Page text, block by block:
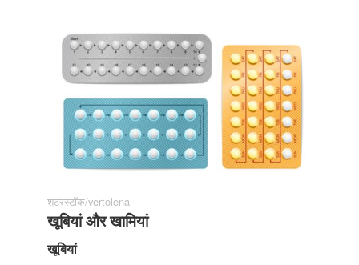
शटरस्टॉक/vertolena
खूबियां और खामियां
खूबियां